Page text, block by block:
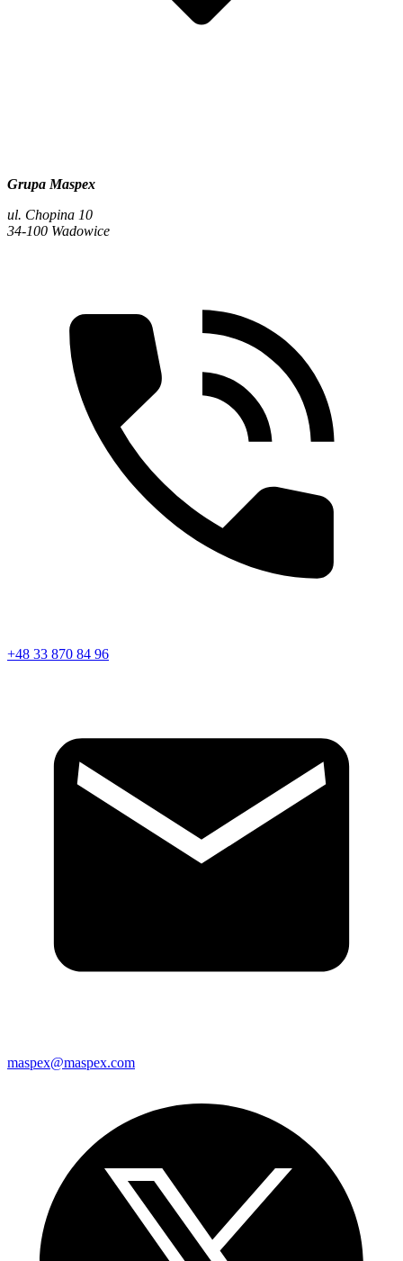
Grupa Maspex
ul. Chopina 10
34-100 Wadowice
+48 33 870 84 96
maspex@maspex.com